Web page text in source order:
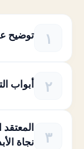
توضيح
أبواب
المعتقد
نجاة